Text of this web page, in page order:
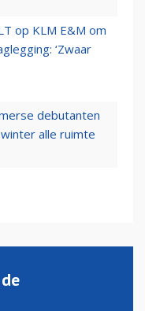
op KLM E&M om
‘Zwaar
debutanten
alle ruimte